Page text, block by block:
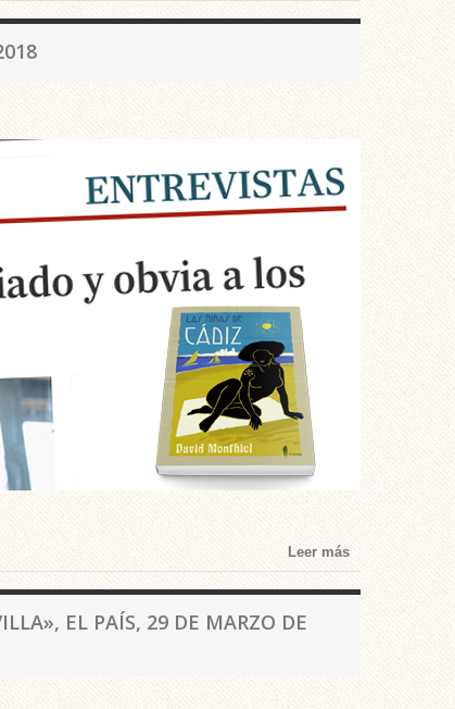
Leer más
EL PAÍS, 29 DE MARZO DE